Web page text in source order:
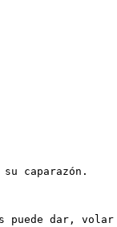
caparazón.
puede dar,